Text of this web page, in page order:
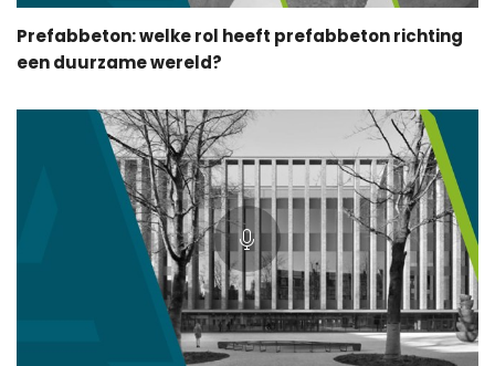
Prefabbeton: welke rol heeft prefabbeton richting
een duurzame wereld?